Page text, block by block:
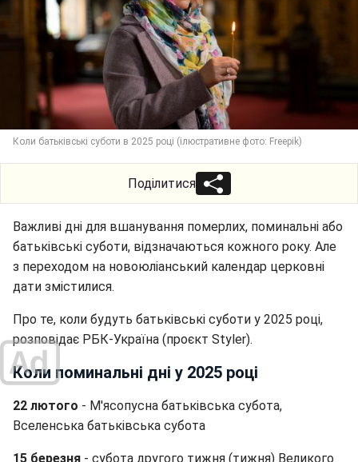
Коли батьківські суботи в 2025 році (ілюстративне фото: Freepik)
Поділитися
Важливі дні для вшанування померлих, поминальні або
батьківські суботи, відзначаються кожного року. Але
з переходом на новоюліанський календар церковні
дати змістилися.
Про те, коли будуть батьківські суботи у 2025 році,
розповідає РБК-Україна (проєкт Styler).
Коли поминальні дні у 2025 році
22 лютого - М'ясопусна батьківська субота,
Вселенська батьківська субота
15 березня - субота другого тижня (тижня) Великого